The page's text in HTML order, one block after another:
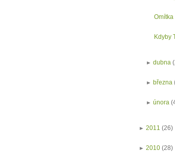
Omítka
Kdyby
►dubna
►března
►února
► 2011 (26)
► 2010 (28)